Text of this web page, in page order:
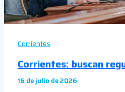
Corrientes
Corrientes: buscan
16 de julio de 2026